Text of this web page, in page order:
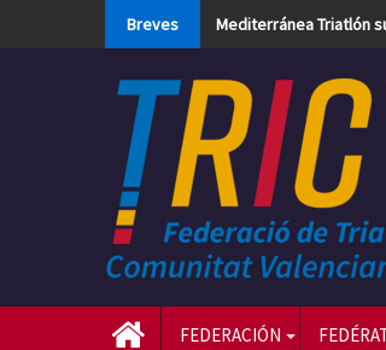
Breves Mediterránea Triatlón
FEDERACIÓN